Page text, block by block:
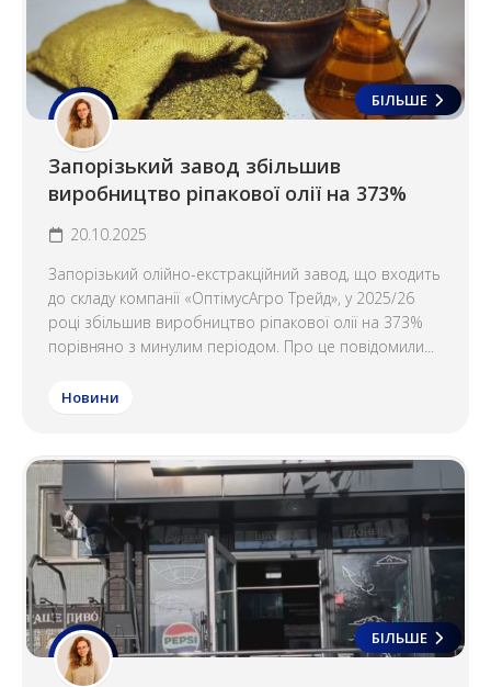
БІЛЬШЕ
Запорізький завод збільшив
виробництво ріпакової олії на 373%
20.10.2025
Запорізький олійно-екстракційний завод, що входить
до складу компанії «ОптімусАгро Трейд», у 2025/26
році збільшив виробництво ріпакової олії на 373%
порівняно з минулим періодом. Про це повідомили...
Новини
БІЛЬШЕ